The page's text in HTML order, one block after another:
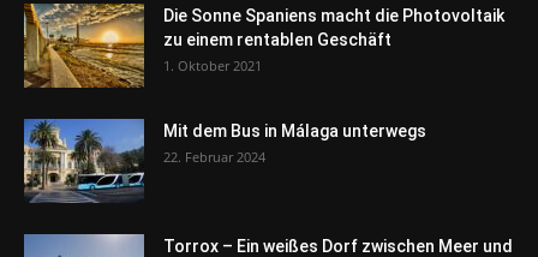
Die Sonne Spaniens macht die Photovoltaik
zu einem rentablen Geschäft
1. Oktober 2021
Mit dem Bus in Málaga unterwegs
22. Februar 2024
Torrox – Ein weißes Dorf zwischen Meer und